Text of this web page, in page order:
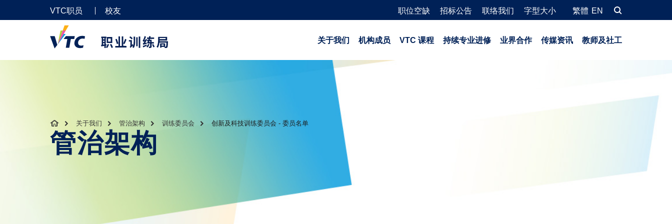
VTC职员 校友 职位空缺 招标公告 联络我们 字型大小 繁體 EN
关于我们 机构成员 VTC 课程 持续专业进修 业界合作 传媒资讯 教师及社工
关于我们 管治架构 训练委员会 创新及科技训练委员会 - 委员名单
管治架构